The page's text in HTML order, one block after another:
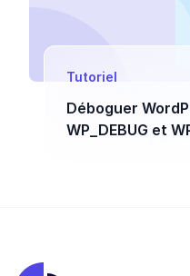
Tutoriel
Déboguer
WP_DEBUG et